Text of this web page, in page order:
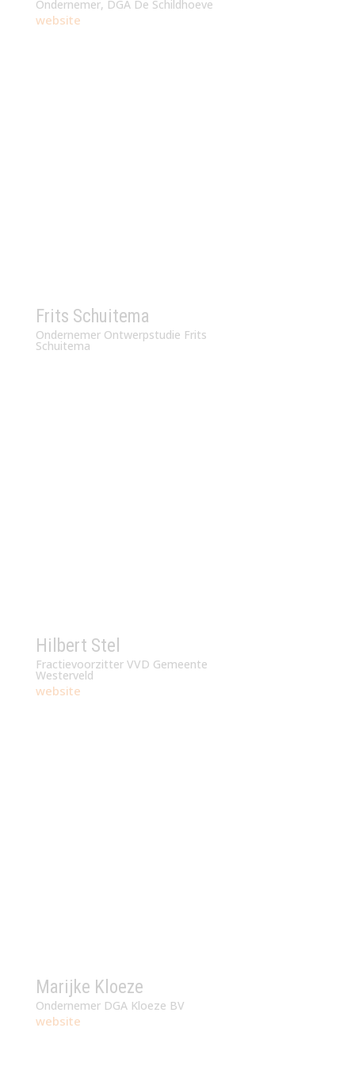
Ondernemer, DGA De Schildhoeve
website
Frits Schuitema
Ondernemer Ontwerpstudie Frits
Schuitema
Hilbert Stel
Fractievoorzitter VVD Gemeente
Westerveld
website
Marijke Kloeze
Ondernemer DGA Kloeze BV
website